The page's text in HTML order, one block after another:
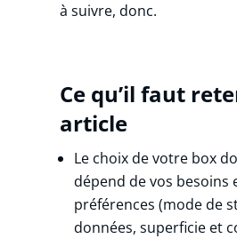
à suivre, donc.
Ce qu’il faut
article
Le choix de votre box
dépend de vos besoins
préférences (mode de
données, superficie et